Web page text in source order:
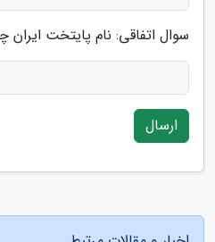
سوال اتفاقی: نام پایتخت
ارسال